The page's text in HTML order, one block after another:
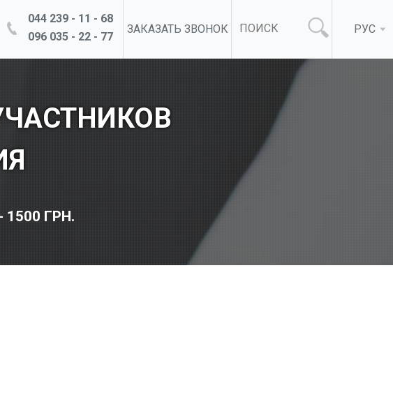
044 239 - 11 - 68
096 035 - 22 - 77
ЗАКАЗАТЬ ЗВОНОК РУС
ГРН.